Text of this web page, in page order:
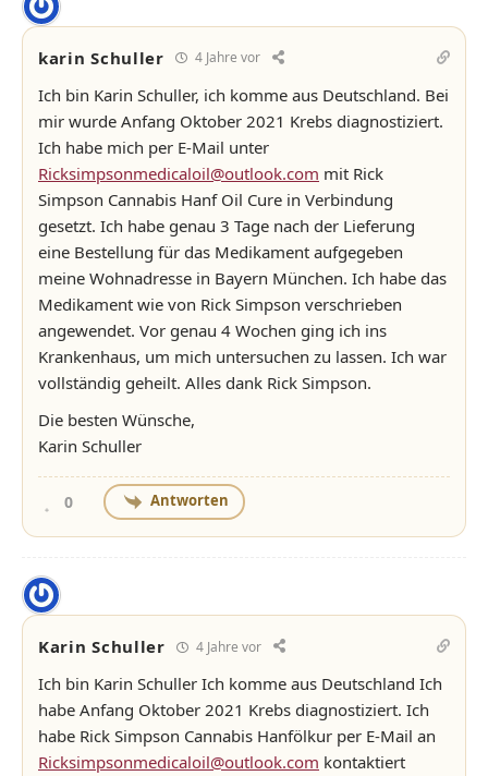
karin Schuller 4 Jahre vor
Ich bin Karin Schuller, ich komme aus Deutschland. Bei
mir wurde Anfang Oktober 2021 Krebs diagnostiziert.
Ich habe mich per E-Mail unter
Ricksimpsonmedicaloil@outlook.com mit Rick
Simpson Cannabis Hanf Oil Cure in Verbindung
gesetzt. Ich habe genau 3 Tage nach der Lieferung
eine Bestellung für das Medikament aufgegeben
meine Wohnadresse in Bayern München. Ich habe das
Medikament wie von Rick Simpson verschrieben
angewendet. Vor genau 4 Wochen ging ich ins
Krankenhaus, um mich untersuchen zu lassen. Ich war
vollständig geheilt. Alles dank Rick Simpson.
Die besten Wünsche,
Karin Schuller
0 Antworten
Karin Schuller 4 Jahre vor
Ich bin Karin Schuller Ich komme aus Deutschland Ich
habe Anfang Oktober 2021 Krebs diagnostiziert. Ich
habe Rick Simpson Cannabis Hanfölkur per E-Mail an
Ricksimpsonmedicaloil@outlook.com kontaktiert